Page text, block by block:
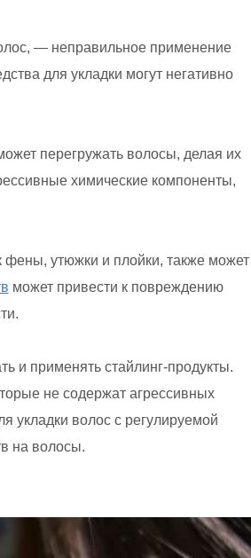
— неправильное применение
для укладки могут негативно
перегружать волосы, делая их
химические компоненты,
фены, утюжки и плойки, также может
может привести к повреждению
и применять стайлинг-продукты.
не содержат агрессивных
укладки волос с регулируемой
на волосы.